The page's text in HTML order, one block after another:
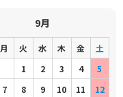
9月
月 火 水 木 金
土
1
2 3 4
5
7 8 9 10 11 12